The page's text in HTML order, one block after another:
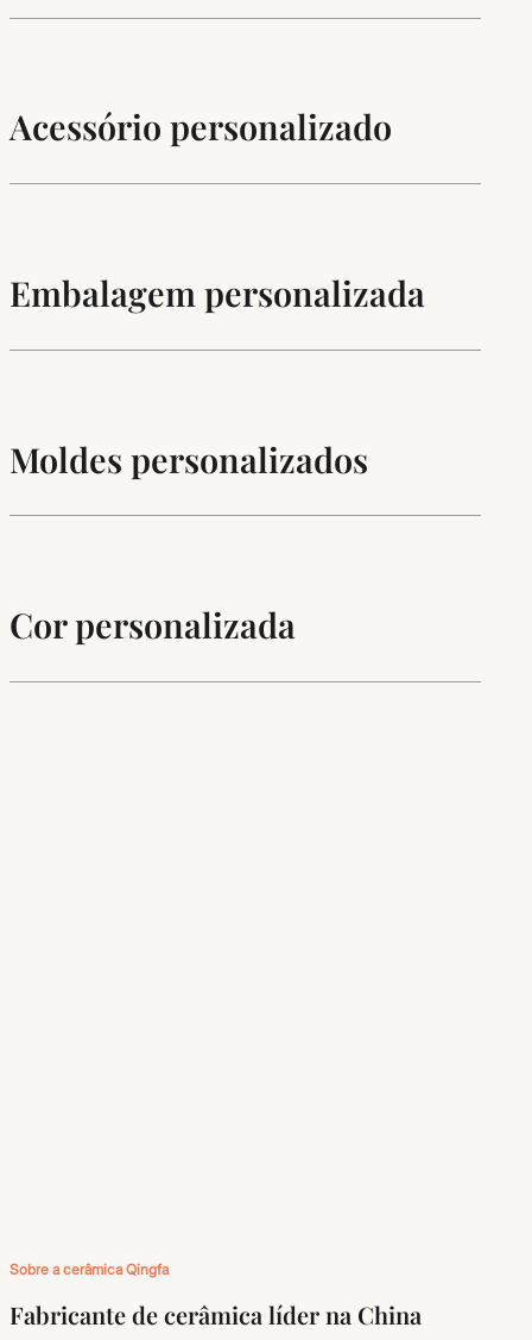
Acessório personalizado
Embalagem personalizada
Moldes personalizados
Cor personalizada
Sobre a cerâmica Qingfa
Fabricante de cerâmica líder na China